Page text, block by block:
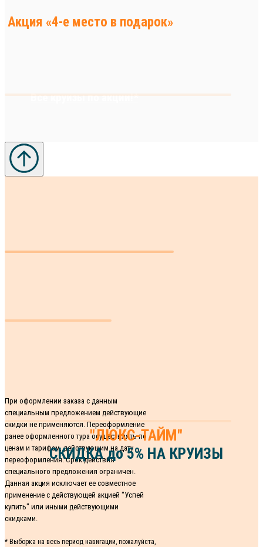
Акция «4-е место в подарок»
Все круизы по акции!*
При оформлении заказа с данным
специальным предложением действующие
скидки не применяются. Переоформление
ранее оформленного тура осуществлять по
ценам и тарифам, действующим на дату
переоформления. Срок действия
специального предложения ограничен.
Данная акция исключает ее совместное
применение с действующей акцией "Успей
купить" или иными действующими
скидками.
* Выборка на весь период навигации, пожалуйста,
"ЛЮКС-ТАЙМ"
СКИДКА до 5% НА КРУИЗЫ